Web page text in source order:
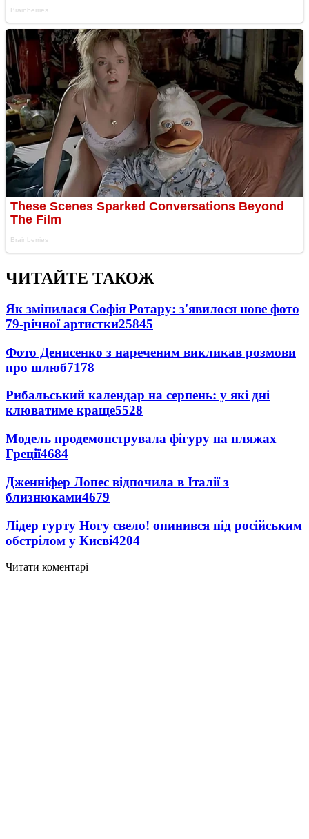
ЧИТАЙТЕ ТАКОЖ
Як змінилася Софія Ротару: з'явилося нове фото
79-річної артистки25845
Фото Денисенко з нареченим викликав розмови
про шлюб7178
Рибальський календар на серпень: у які дні
клюватиме краще5528
Модель продемонструвала фігуру на пляжах
Греції4684
Дженніфер Лопес відпочила в Італії з
близнюками4679
Лідер гурту Ногу свело! опинився під російським
обстрілом у Києві4204
Читати коментарі